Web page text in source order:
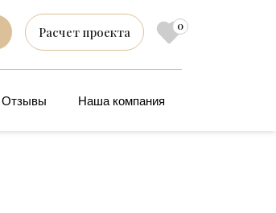
Расчет проекта 0
Отзывы Наша компания